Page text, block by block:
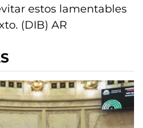
estos lamentables
(DIB) AR